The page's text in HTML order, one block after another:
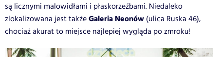
są licznymi malowidłami i płaskorzeźbami. Niedaleko
zlokalizowana jest takżeGaleria Neonów (ulica Ruska 46),
chociaż akurat to miejsce najlepiej wygląda po zmroku!